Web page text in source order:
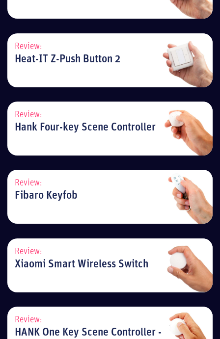
Review:
Heat-IT Z-Push Button 2
Review:
Hank Four-key Scene Controller
Review:
Fibaro Keyfob
Review:
Xiaomi Smart Wireless Switch
Review:
HANK One Key Scene Controller -